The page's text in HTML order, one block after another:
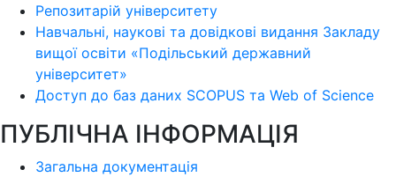
Репозитарій університету
Навчальні, наукові та довідкові видання Закладу
вищої освіти «Подільський державний
університет»
Доступ до баз даних SCOPUS та Web of Science
ПУБЛІЧНА ІНФОРМАЦІЯ
Загальна документація